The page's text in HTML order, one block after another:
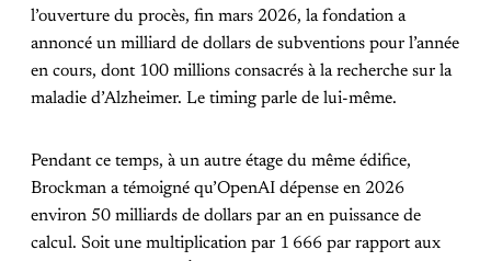
l’ouverture du procès, fin mars 2026, la fondation a
annoncé un milliard de dollars de subventions pour l’année
en cours, dont 100 millions consacrés à la recherche sur la
maladie d’Alzheimer. Le timing parle de lui-même.
Pendant ce temps, à un autre étage du même édifice,
Brockman a témoigné qu’OpenAI dépense en 2026
environ 50 milliards de dollars par an en puissance de
calcul. Soit une multiplication par 1 666 par rapport aux